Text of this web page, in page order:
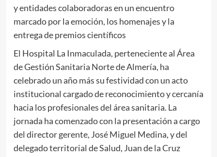
y entidades colaboradoras en un encuentro
marcado por la emoción, los homenajes y la
entrega de premios científicos
El Hospital La Inmaculada, perteneciente al Área
de Gestión Sanitaria Norte de Almería, ha
celebrado un año más su festividad con un acto
institucional cargado de reconocimiento y cercanía
hacia los profesionales del área sanitaria. La
jornada ha comenzado con la presentación a cargo
del director gerente, José Miguel Medina, y del
delegado territorial de Salud, Juan de la Cruz